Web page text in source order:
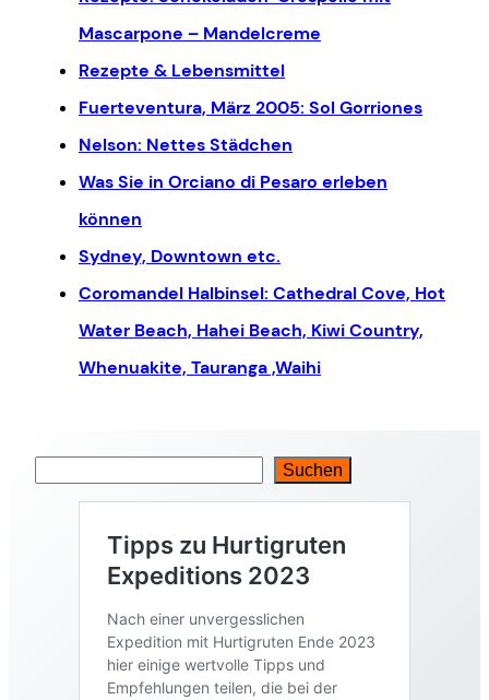
Mascarpone – Mandelcreme
Rezepte & Lebensmittel
Fuerteventura, März 2005: Sol Gorriones
Nelson: Nettes Städchen
Was Sie in Orciano di Pesaro erleben
können
Sydney, Downtown etc.
Coromandel Halbinsel: Cathedral Cove, Hot
Water Beach, Hahei Beach, Kiwi Country,
Whenuakite, Tauranga ,Waihi
Suchen